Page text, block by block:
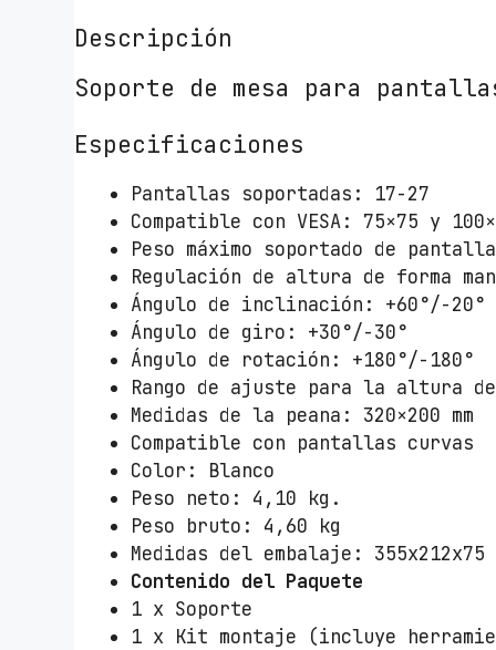
Descripción
Soporte de mesa para
Especificaciones
Pantallas soportadas: 17-27
Compatible con VESA: 75×75 y
Peso máximo soportado de
Regulación de altura de forma
Ángulo de inclinación: +60°/-20°
Ángulo de giro: +30°/-30°
Ángulo de rotación: +180°/-180°
Rango de ajuste para la altura
Medidas de la peana: 320×200 mm
Compatible con pantallas curvas
Color: Blanco
Peso neto: 4,10 kg.
Peso bruto: 4,60 kg
Medidas del embalaje: 355x212x75
Contenido del Paquete
1 x Soporte
1 x Kit montaje (incluye